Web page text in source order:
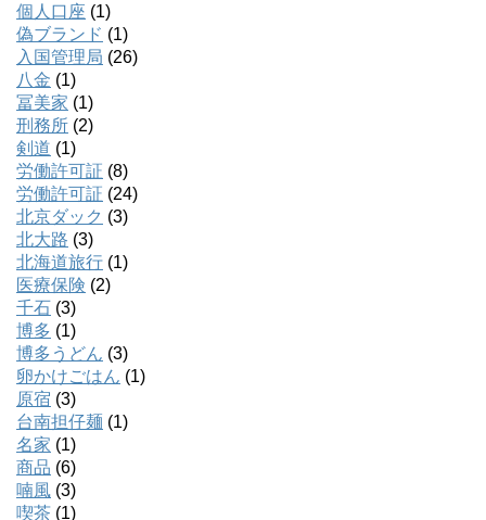
個人口座 (1)
偽ブランド (1)
入国管理局 (26)
八金 (1)
冨美家 (1)
刑務所 (2)
剣道 (1)
労働許可証 (8)
労働許可証 (24)
北京ダック (3)
北大路 (3)
北海道旅行 (1)
医療保険 (2)
千石 (3)
博多 (1)
博多うどん (3)
卵かけごはん (1)
原宿 (3)
台南担仔麺 (1)
名家 (1)
商品 (6)
喃風 (3)
喫茶 (1)